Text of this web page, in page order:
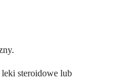
steroidowe lub